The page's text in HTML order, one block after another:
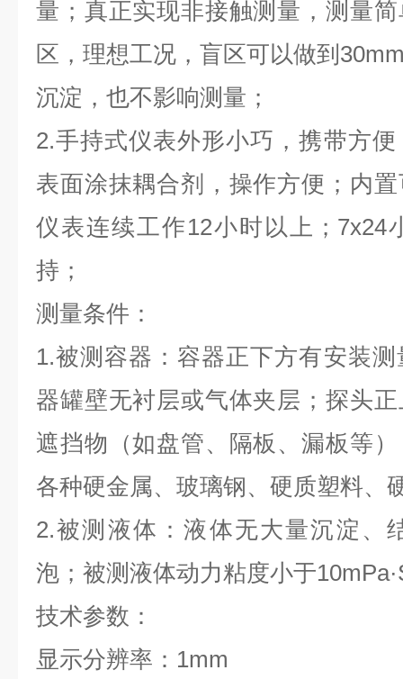
量；真正实现非接触测量，测量
区，理想工况，盲区可以做到
沉淀，也不影响测量；
2.手持式仪表外形小巧，携带方
表面涂抹耦合剂，操作方便；内
仪表连续工作12小时以上；7x24
持；
测量条件：
1.被测容器：容器正下方有安装
器罐壁无衬层或气体夹层；探头
遮挡物（如盘管、隔板、漏板等
各种硬金属、玻璃钢、硬质塑料、
2.被测液体：液体无大量沉淀、
泡；被测液体动力粘度小于
技术参数：
显示分辨率：1mm